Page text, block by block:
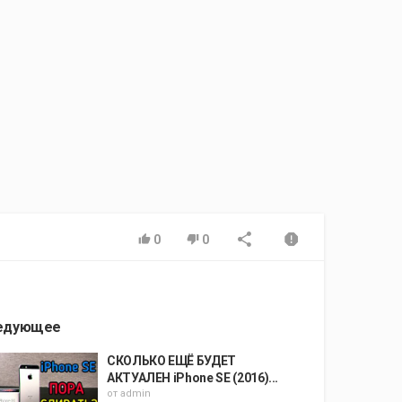
0 0
СКОЛЬКО ЕЩЁ БУДЕТ
АКТУАЛЕН iPhone SE (2016)...
от admin